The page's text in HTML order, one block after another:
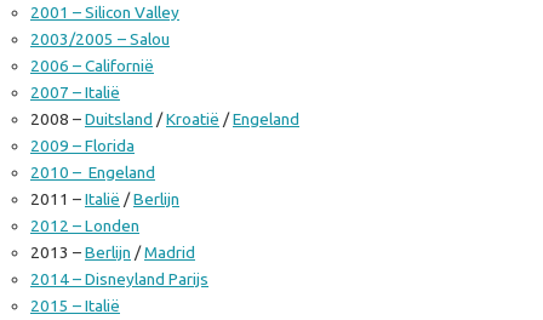
2001 – Silicon Valley
2003/2005 – Salou
2006 – Californië
2007 – Italië
2008 –Duitsland /Kroatië /Engeland
2009 – Florida
2010 – Engeland
2011 –Italië /Berlijn
2012 – Londen
2013 –Berlijn /Madrid
2014 – Disneyland Parijs
2015 – Italië